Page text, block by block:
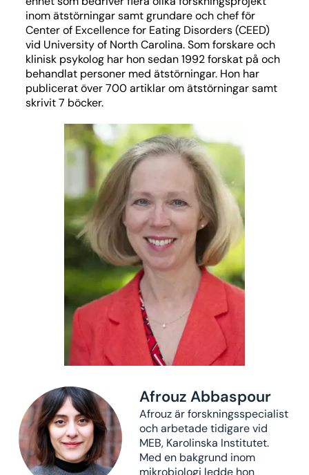
inom ätstörningarsamt grundare och chef för
Centerof Excellencefor EatingDisorders(CEED)
vid Universityof NorthCarolina.Somforskare och
klinisk psykolog har hon sedan 1992 forskat på och
behandlat personer med ätstörningar. Hon har
publicerat över700 artiklar om ätstörningar samt
skrivit7 böcker.
Afrouz Abbaspour
Afrouz är forskningsspecialist
och arbetade tidigare vid
MEB, Karolinska Institutet.
Med en bakgrund inom
mikrobiologi ledde hon